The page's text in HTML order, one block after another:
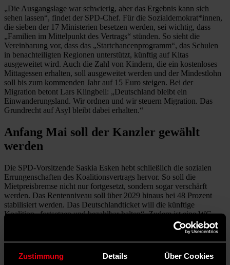
Zustimmung Details Über Cookies
„Die Ausgangslage war schwierig, aber das Ergebnis kann sich
sehen lassen“, findet der SPD-Chef. Für die Sozialdemokrat*innen,
die sieben der 17 Ministerien besetzen werden, sei wichtig, dass
„Familien im Mittelpunkt des Vertrags“ stünden. So sieht die
Vereinbarung vor, dass das „Startchancenprogramm“, das Schulen
in benachteiligten Regionen unterstützt, künftig auf Kitas
ausgeweitet wird. Auch die Zahl von Kindern, die ein kostenloses
Mittagessen erhalten, soll ausgeweitet werden und der Mindestlohn
soll bis zum kommenden Jahr auf 15 Euro steigen. Bei der
Migration betont Lars Klingbeil: „Deutschland bleibt ein
Einwanderungsland. Wir ordnen und wir steuern Migration. Das
Grundrecht auf Asyl bleibt dabei erhalten.“
Anfang Mai soll der Kanzler gewählt
werden
Die SPD-Vorsitzende Saskia Esken hebt schließlich die sozialen
Errungenschaften des Koalitionsvertrags hervor. So soll die
Mietpreisbremse nicht nur fortgesetzt, sondern sogar verschärft
werden. Das Rentenniveau soll über 2029 hinaus bei 48 Prozent
stabilisiert werden. Das Deutschlandticket will die künftige
Koalition „fortsetzen und bezahlbar halten“. Zudem ist eine WG-
Garantie vorgesehen, also mehr Investitionen in junges Wohnen –
eine Forderung der Jusos, die es ins Wahlprogramm der SPD
geschafft hatte. „Es ist entscheidend, dass in Deutschland wieder
eine wirtschaftliche Dynamik entstehen kann“, sagt Esken. Diese
müsse den Beschäftigten zugutekommen.